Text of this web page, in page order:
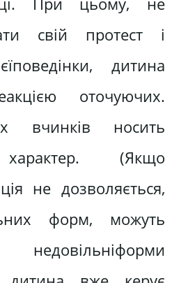
свій протест і
дитина
оточуючих.
вчинків носить
(Якщо
не дозволяється,
форм, можуть